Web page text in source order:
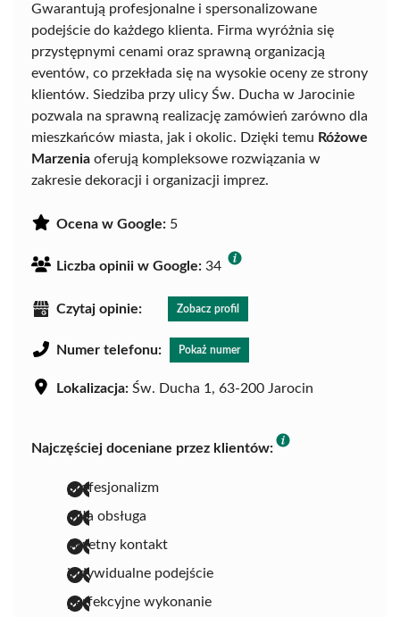
Gwarantują profesjonalne i spersonalizowane
podejście do każdego klienta. Firma wyróżnia się
przystępnymi cenami oraz sprawną organizacją
eventów, co przekłada się na wysokie oceny ze strony
klientów. Siedziba przy ulicy Św. Ducha w Jarocinie
pozwala na sprawną realizację zamówień zarówno dla
mieszkańców miasta, jak i okolic. Dzięki temu Różowe
Marzenia oferują kompleksowe rozwiązania w
zakresie dekoracji i organizacji imprez.
Ocena w Google: 5
Liczba opinii w Google: 34
Czytaj opinie: Zobacz profil
Numer telefonu: Pokaż numer
Lokalizacja: Św. Ducha 1, 63-200 Jarocin
Najczęściej doceniane przez klientów:
profesjonalizm
miła obsługa
świetny kontakt
indywidualne podejście
perfekcyjne wykonanie